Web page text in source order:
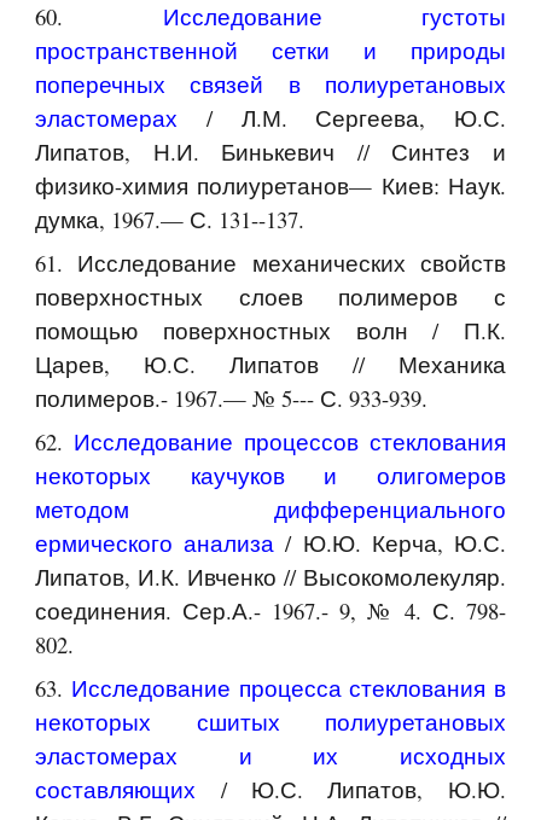
60. Исследование густоты
пространственной сетки и природы
поперечных связей в полиуретановых
эластомерах
/ Л.М. Сергеева, Ю.С.
Липатов, Н.И. Бинькевич // Синтез и
физико-химия полиуретанов— Киев: Наук.
думка, 1967.— С. 131--137.
61. Исследование механических свойств
поверхностных слоев полимеров с
помощью поверхностных волн / П.К.
Царев, Ю.С. Липатов // Механика
полимеров.- 1967.— № 5--- С. 933-939.
62. Исследование процессов стеклования
некоторых каучуков и олигомеров
методом дифференциального
ермического анализа / Ю.Ю. Керча, Ю.С.
Липатов, И.К. Ивченко // Высокомолекуляр.
соединения. Сер.А.- 1967.- 9, № 4. С. 798-
802.
63. Исследование процесса стеклования в
некоторых сшитых полиуретановых
эластомерах и их исходных
составляющих / Ю.С. Липатов, Ю.Ю.